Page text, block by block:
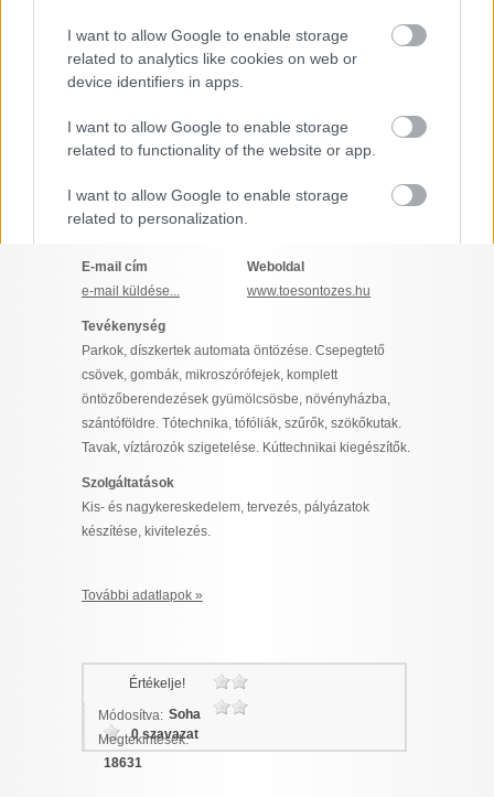
I want to allow Google to enable storage
related to analytics like cookies on web or
device identifiers in apps.
I want to allow Google to enable storage
related to functionality of the website or app.
I want to allow Google to enable storage
related to personalization.
I want to allow Google to enable storage
related to security, including authentication
user protection.
CONFIRM
Data Deletion Data Access Privacy Policy
Tó és Öntözés Kft.
+36304445456
E-mail cím
e-mail küldése...
Weboldal
www.toesontozes.hu
Tevékenység
Parkok, díszkertek automata öntözése. Csepegtető
csövek, gombák, mikroszórófejek, komplett
öntözőberendezések gyümölcsösbe, növényházba,
szántóföldre. Tótechnika, tófóliák, szűrők, szökőkutak.
Tavak, víztározók szigetelése. Kúttechnikai kiegészítők.
Szolgáltatások
Kis- és nagykereskedelem, tervezés, pályázatok
készítése, kivitelezés.
További adatlapok »
Értékelje!
0 szavazat
Módosítva: Soha
Megtekintések:
18631